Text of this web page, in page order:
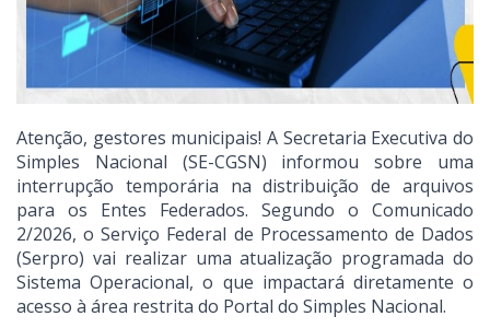
Atenção, gestores municipais! A Secretaria Executiva do
Simples Nacional (SE-CGSN) informou sobre uma
interrupção temporária na distribuição de arquivos
para os Entes Federados. Segundo o Comunicado
2/2026, o Serviço Federal de Processamento de Dados
(Serpro) vai realizar uma atualização programada do
Sistema Operacional, o que impactará diretamente o
acesso à área restrita do Portal do Simples Nacional.